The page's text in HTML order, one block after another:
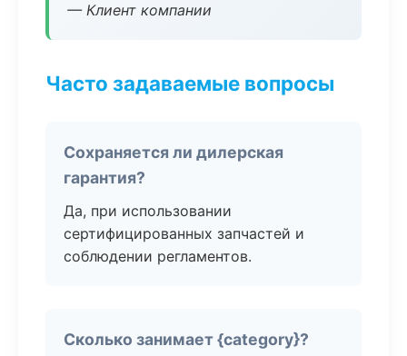
— Клиент компании
Часто задаваемые вопросы
Сохраняется ли дилерская
гарантия?
Да, при использовании
сертифицированных запчастей и
соблюдении регламентов.
Сколько занимает {category}?